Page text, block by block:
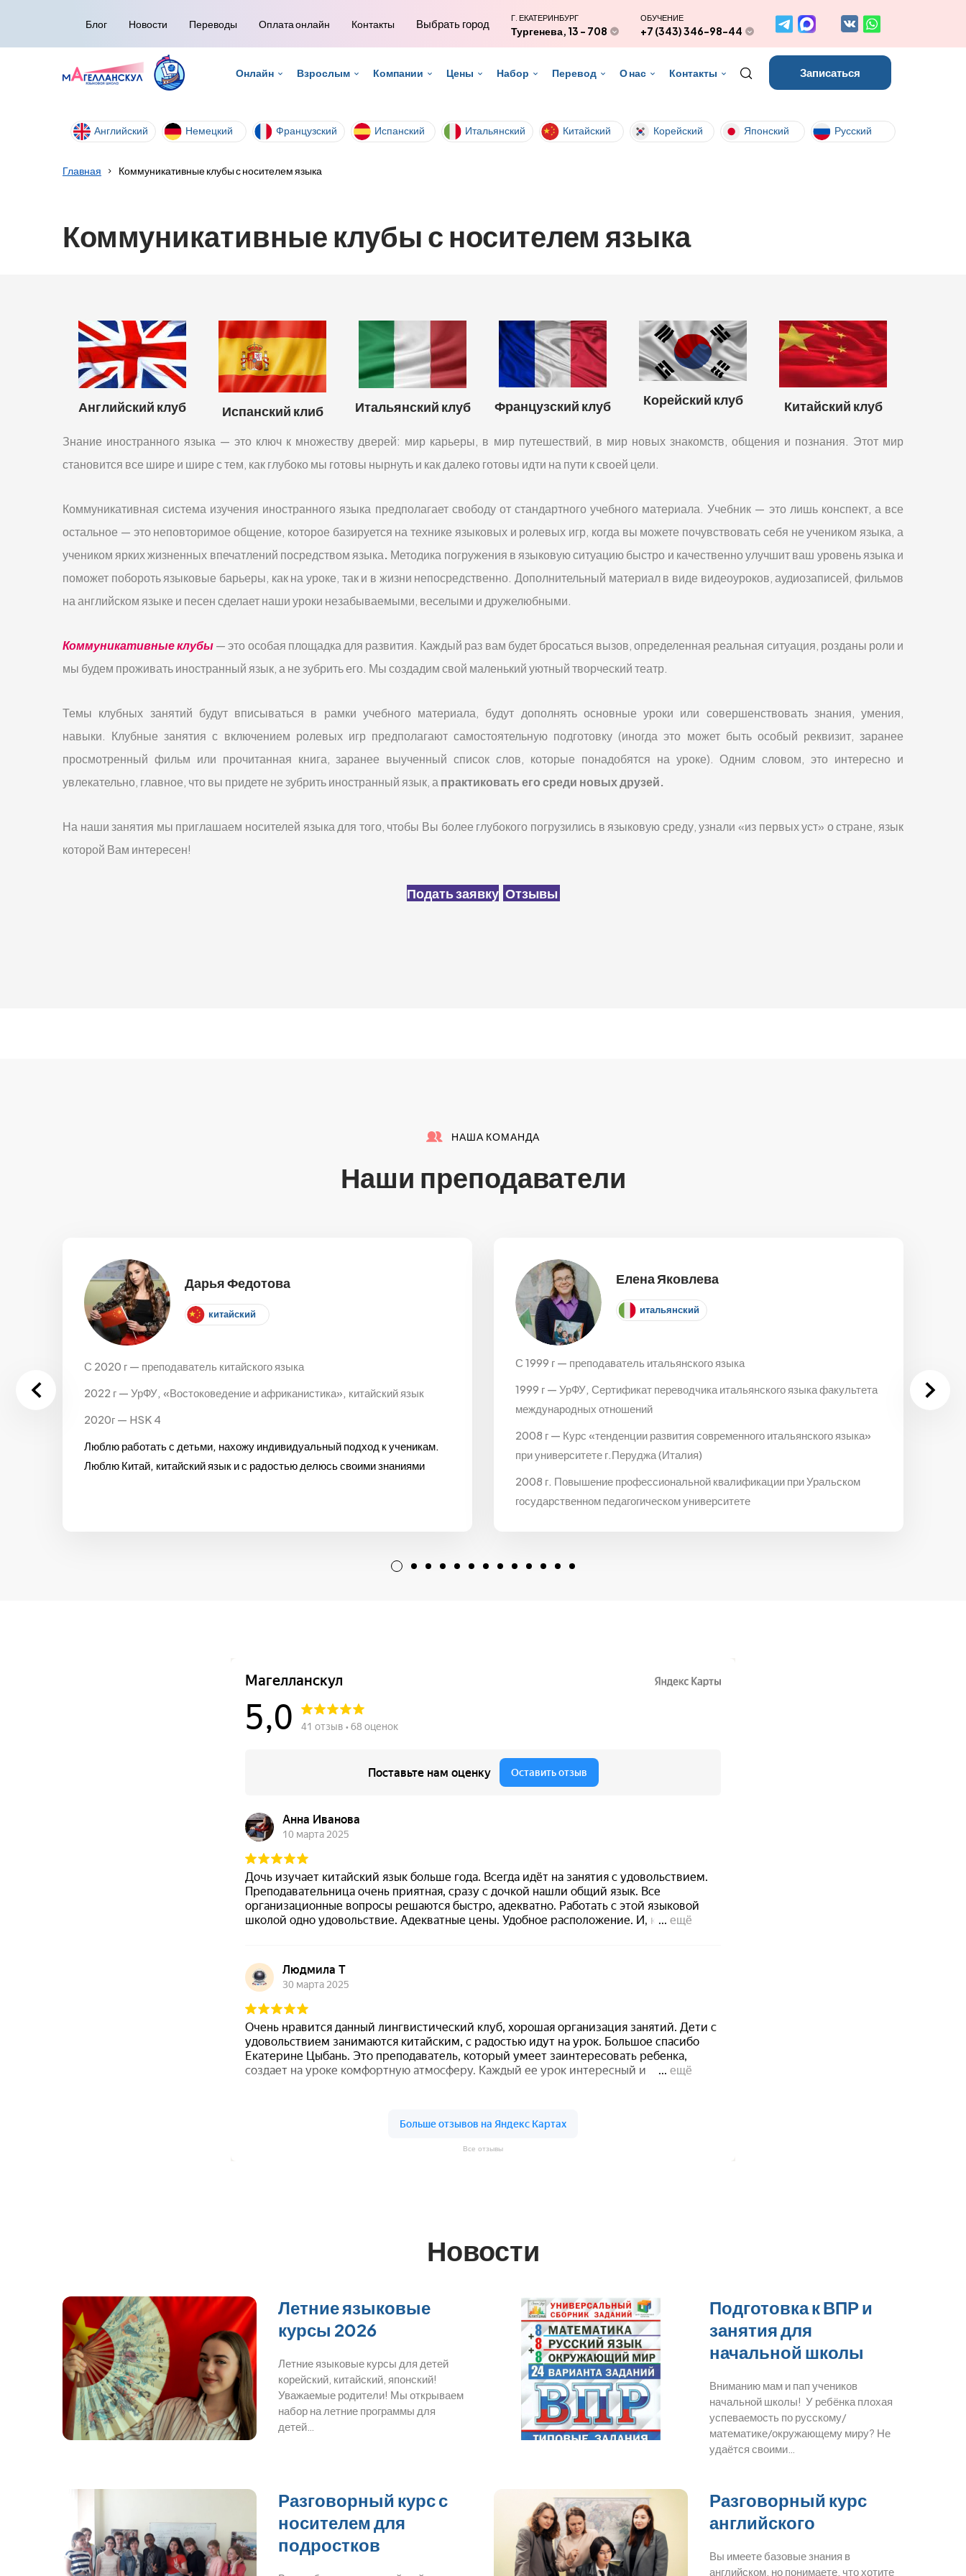
Блог Новости Переводы Оплата онлайн Контакты Выбрать город Г. ЕКАТЕРИНБУРГ
Тургенева, 13 - 708
ОБУЧЕНИЕ
+7 (343) 346-98-44
Онлайн Взрослым Компании Цены Набор Перевод О нас Контакты Записаться
Английский Немецкий Французский Испанский Итальянский Китайский Корейский Японский Русский
Главная Коммуникативные клубы с носителем языка
Коммуникативные клубы с носителем языка
Английский клуб Испанский клиб Итальянский клуб Французский клуб Корейский клуб Китайский клуб
Знание иностранного языка — это ключ к множеству дверей: мир карьеры, в мир путешествий, в мир новых знакомств, общения и познания. Этот мир
становится все шире и шире с тем, как глубоко мы готовы нырнуть и как далеко готовы идти на пути к своей цели.
Коммуникативная система изучения иностранного языка предполагает свободу от стандартного учебного материала. Учебник — это лишь конспект, а все
остальное — это неповторимое общение, которое базируется на технике языковых и ролевых игр, когда вы можете почувствовать себя не учеником языка, а
учеником ярких жизненных впечатлений посредством языка. Методика погружения в языковую ситуацию быстро и качественно улучшит ваш уровень языка и
поможет побороть языковые барьеры, как на уроке, так и в жизни непосредственно. Дополнительный материал в виде видеоуроков, аудиозаписей, фильмов
на английском языке и песен сделает наши уроки незабываемыми, веселыми и дружелюбными.
Коммуникативные клубы— это особая площадка для развития. Каждый раз вам будет бросаться вызов, определенная реальная ситуация, розданы роли и
мы будем проживать иностранный язык, а не зубрить его. Мы создадим свой маленький уютный творческий театр.
Темы клубных занятий будут вписываться в рамки учебного материала, будут дополнять основные уроки или совершенствовать знания, умения,
навыки. Клубные занятия с включением ролевых игр предполагают самостоятельную подготовку (иногда это может быть особый реквизит, заранее
просмотренный фильм или прочитанная книга, заранее выученный список слов, которые понадобятся на уроке). Одним словом, это интересно и
увлекательно, главное, что вы придете не зубрить иностранный язык, а практиковать его среди новых друзей.
На наши занятия мы приглашаем носителей языка для того, чтобы Вы более глубокого погрузились в языковую среду, узнали «из первых уст» о стране, язык
которой Вам интересен!
Подать заявку Отзывы
НАША КОМАНДА
Наши преподаватели
Дарья Федотова
китайский
С 2020 г — преподаватель китайского языка
2022 г — УрФУ, «Востоковедение и африканистика», китайский язык
2020г — HSK 4
Люблю работать с детьми, нахожу индивидуальный подход к ученикам.
Люблю Китай, китайский язык и с радостью делюсь своими знаниями
Елена Яковлева
итальянский
С 1999 г — преподаватель итальянского языка
1999 г — УрФУ, Сертификат переводчика итальянского языка факультета
международных отношений
2008 г — Курс «тенденции развития современного итальянского языка»
при университете г.Перуджа (Италия)
2008 г. Повышение профессиональной квалификации при Уральском
государственном педагогическом университете
Все отзывы
Новости
Летние языковые
курсы 2026
Летние языковые курсы для детей
корейский, китайский, японский!
Уважаемые родители! Мы открываем
набор на летние программы для
детей…
Подготовка к ВПР и
занятия для
начальной школы
Вниманию мам и пап учеников
начальной школы! У ребёнка плохая
успеваемость по русскому/
математике/окружающему миру? Не
удаётся своими…
Разговорный курс с
носителем для
подростков
Разговорный курс
английского
Вы имеете базовые знания в
английском, но понимаете, что хотите